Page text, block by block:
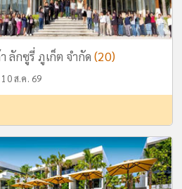
ลักซูรี่ ภูเก็ต จำกัด(20)
ส.ค. 69